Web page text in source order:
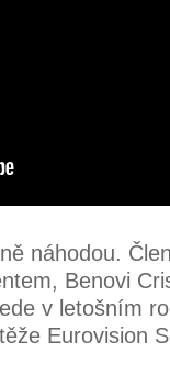
náhodou.
Benovi
v letošním
Eurovision